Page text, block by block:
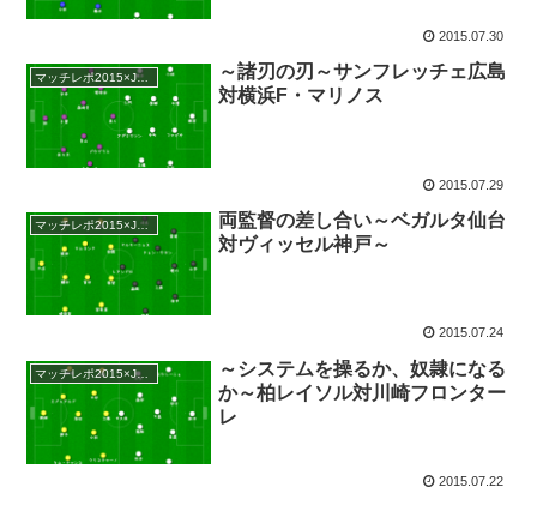
2015.07.30
マッチレポ2015×Jリーグ
～諸刃の刃～サンフレッチェ広島
対横浜F・マリノス
2015.07.29
マッチレポ2015×Jリーグ
両監督の差し合い～ベガルタ仙台
対ヴィッセル神戸～
2015.07.24
マッチレポ2015×Jリーグ
～システムを操るか、奴隷になる
か～柏レイソル対川崎フロンター
レ
2015.07.22